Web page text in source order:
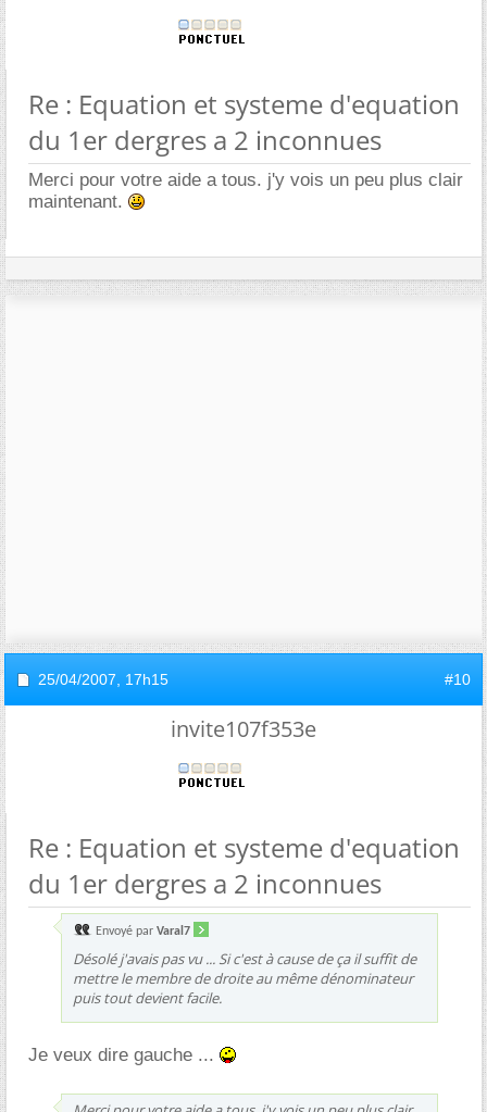
Re : Equation et systeme d'equation
du 1er dergres a 2 inconnues
Merci pour votre aide a tous. j'y vois un peu plus clair
maintenant.
25/04/2007, 17h15 #10
invite107f353e
Re : Equation et systeme d'equation
du 1er dergres a 2 inconnues
Envoyé par Varal7
Désolé j'avais pas vu ... Si c'est à cause de ça il suffit de
mettre le membre de droite au même dénominateur
puis tout devient facile.
Je veux dire gauche ...